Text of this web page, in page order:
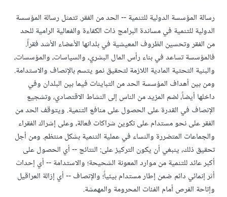
رسالة المؤسسة الدولية للتنمية -- الحد من الفقر. تتمثل رسالة المؤسسة
الدولية للتنمية في مساندة البرامج ذات الكفاءة والفعالية الرامية للحد
من الفقر وتحسين الظروف المعيشية في بلدانها الأعضاء الأشد فقراً.
فالمؤسسة تساعد في بناء رأس المال البشري، والسياسات، والمؤسسات،
والبنية التحتية المادية اللازمة لتحقيق نمو يتسم بالإنصاف والاستدامة.
ومن بين أهداف المؤسسة الحد من التباينات فيما بين البلدان وفي
داخلها أيضاً، لضم المزيد من الناس إلى النشاط الاقتصادي، وتشجيع
الإنصاف في القدرة على الحصول على منافع التنمية. ويتوقف الحد من
الفقر على نحو مستدام على تكوين شراكات فعالة، وعلى إشراك الفقراء
والجماعات المتضررة والنساء في عملية التنمية بشكل منتظم. ومن أجل
تحقيق ذلك، ينبغي أن يكون التركيز على: النتائج -- أي الحصول على
أكبر عائد للتنمية من موارد المعونة الشحيحة؛ والاستدامة -- أي إحداث
أثر إنمائي دائم ضمن إطار مستدام بيئياً؛ والإنصاف -- أي إزالة العراقيل
وإتاحة الفرص أمام الفئات المحرومة والمهمشة.